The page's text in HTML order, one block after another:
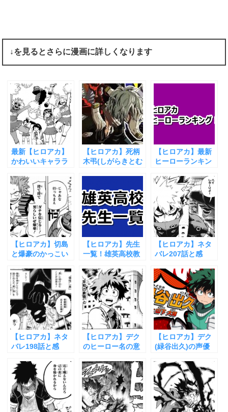
↓を見るとさらに漫画に詳しくなります
最新【ヒロアカ】
かわいいキャララ
10！2021年
【ヒロアカ】死柄
木弔(しがらきとむ
強さになった？
【ヒロアカ】最新
ヒーローランキン
【ヒロアカ】切島
と爆豪のかっこい
めてみた！
【ヒロアカ】先生
一覧！雄英高校教
バーをまとめてみ
た
【ヒロアカ】ネタ
バレ207話と感
勝己
【ヒロアカ】ネタ
バレ198話と感
闇踏陰の中二病対
決！
【ヒロアカ】デク
のヒーロー名の意
【ヒロアカ】デク
(緑谷出久)の声優
報をまとめてみ
た！